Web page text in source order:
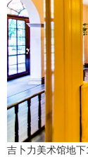
吉卜力美术馆地